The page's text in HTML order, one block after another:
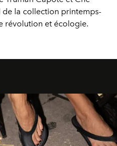
la collection printemps-
révolution et écologie.